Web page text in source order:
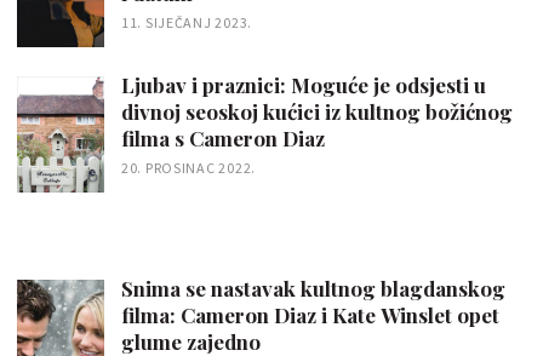
11. SIJEČANJ 2023.
Ljubav i praznici: Moguće je odsjesti u
divnoj seoskoj kućici iz kultnog božićnog
filma s Cameron Diaz
20. PROSINAC 2022.
Snima se nastavak kultnog blagdanskog
filma: Cameron Diaz i Kate Winslet opet
glume zajedno